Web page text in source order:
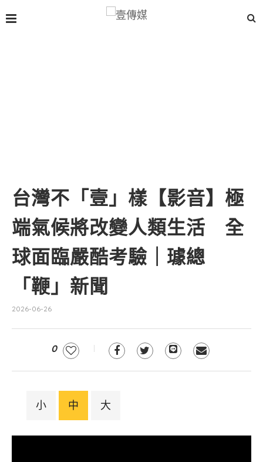
台灣不「壹」樣【影音】極
端氣候將改變人類生活 全
球面臨嚴酷考驗｜璩總
「鞭」新聞
2026-06-26
0
小 中 大